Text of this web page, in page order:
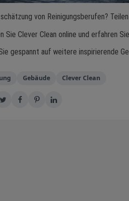
von Reinigungsberufen?
Sie Clever Clean online und erfahren
gespannt auf weitere inspirierende
Gebäude Clever Clean